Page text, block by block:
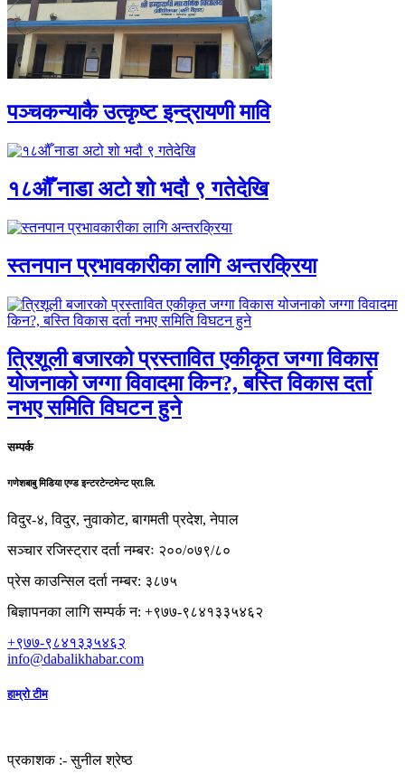
पञ्चकन्याकै उत्कृष्ट इन्द्रायणी मावि
१८औँ नाडा अटो शो भदौ ९ गतेदेखि
स्तनपान प्रभावकारीका लागि अन्तरक्रिया
त्रिशूली बजारको प्रस्तावित एकीकृत जग्गा विकास
योजनाको जग्गा विवादमा किन?, बस्ति विकास दर्ता
नभए समिति विघटन हुने
सम्पर्क
गणेशबाबु मिडिया एण्ड इन्टरटेन्टमेन्ट प्रा.लि.
विदुर-४, विदुर, नुवाकोट, बागमती प्रदेश, नेपाल
सञ्चार रजिस्ट्रार दर्ता नम्बरः २००/०७९/८०
प्रेस काउन्सिल दर्ता नम्बर: ३८७५
बिज्ञापनका लागि सम्पर्क न: +९७७-९८४१३३५४६२
+९७७-९८४१३३५४६२
info@dabalikhabar.com
हाम्रो टीम
प्रकाशक :-सुनील श्रेष्ठ